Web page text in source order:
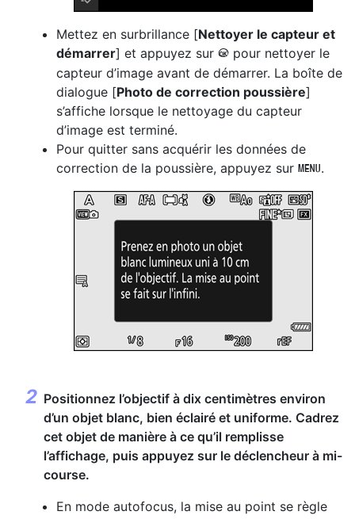
Mettez en surbrillance [Nettoyer le capteur et
démarrer] et appuyez sur J pour nettoyer le
capteur d’image avant de démarrer. La boîte de
dialogue [Photo de correction poussière]
s’affiche lorsque le nettoyage du capteur
d’image est terminé.
Pour quitter sans acquérir les données de
correction de la poussière, appuyez sur G.
Positionnez l’objectif à dix centimètres environ
d’un objet blanc, bien éclairé et uniforme. Cadrez
cet objet de manière à ce qu’il remplisse
l’affichage, puis appuyez sur le déclencheur à mi-
course.
En mode autofocus, la mise au point se règle